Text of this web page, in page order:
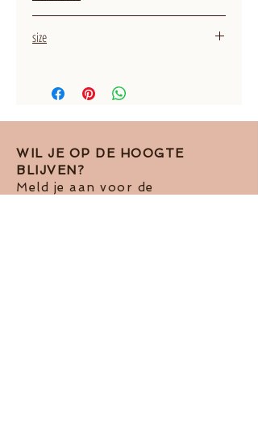
width ring on bottom: 3 mm
size
WIL JE OP DE HOOGTE
BLIJVEN?
Meld je aan voor de